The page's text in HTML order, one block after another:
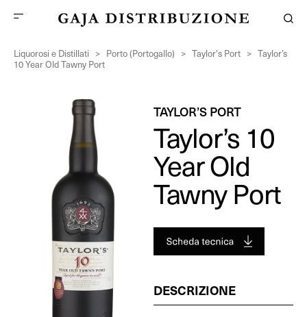
Liquorosi e Distillati > Porto (Portogallo) > Taylor's Port > Taylor’s
10 Year Old Tawny Port
TAYLOR’S PORT
Taylor’s 10
Year Old
Tawny Port
DESCRIZIONE